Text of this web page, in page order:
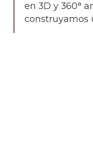
en 3D y 360°
construyamos